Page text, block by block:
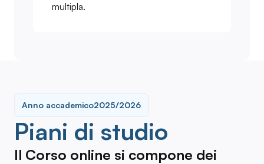
multipla.
Piani di studio
Anno accademico2025/2026
Il Corso online si compone dei